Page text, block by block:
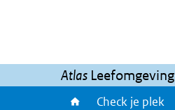
Atlas Leefomgeving
Check je plek